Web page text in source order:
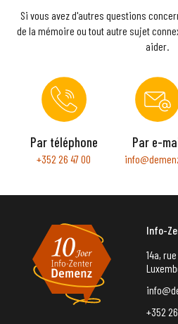
Si vous avez d'autres questions
de la mémoire ou tout autre sujet
aider.
Par téléphone
+352 26 47 00
Par e-
Info-
14a,
+352